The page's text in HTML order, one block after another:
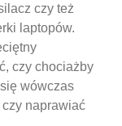
czy też
laptopów.
czy chociażby
wówczas
naprawiać